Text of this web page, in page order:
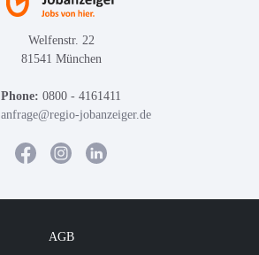
Welfenstr. 22
81541 München
Phone: 0800 - 4161411
anfrage@regio-jobanzeiger.de
AGB